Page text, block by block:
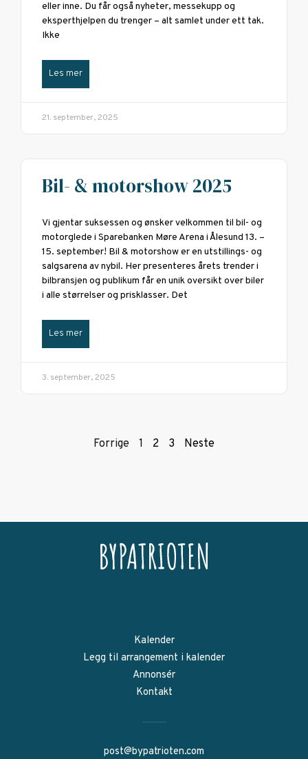
eller inne. Du får også nyheter, messekupp og
eksperthjelpen du trenger – alt samlet under ett tak.
Ikke
Les mer
21. september, 2025
Bil- & motorshow 2025
Vi gjentar suksessen og ønsker velkommen til bil- og
motorglede i Sparebanken Møre Arena i Ålesund 13. –
15. september! Bil & motorshow er en utstillings- og
salgsarena av nybil. Her presenteres årets trender i
bilbransjen og publikum får en unik oversikt over biler
i alle størrelser og prisklasser. Det
Les mer
3. september, 2025
Forrige 1 2 3 Neste
Kalender
Legg til arrangement i kalender
Annonsér
Kontakt
post@bypatrioten.com